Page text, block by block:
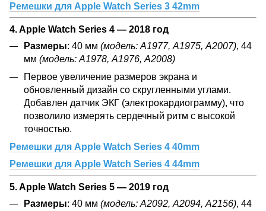
Ремешки для Apple Watch Series 3 42mm
4. Apple Watch Series 4 — 2018 год
Размеры: 40 мм (модель: А1977, А1975, А2007), 44
мм (модель: А1978, А1976, А2008)
Первое увеличение размеров экрана и
обновленный дизайн со скругленными углами.
Добавлен датчик ЭКГ (электрокардиограмму), что
позволило измерять сердечный ритм с высокой
точностью.
Ремешки для Apple Watch Series 4 40mm
Ремешки для Apple Watch Series 4 44mm
5. Apple Watch Series 5 — 2019 год
Размеры: 40 мм (модель: А2092, А2094, А2156), 44